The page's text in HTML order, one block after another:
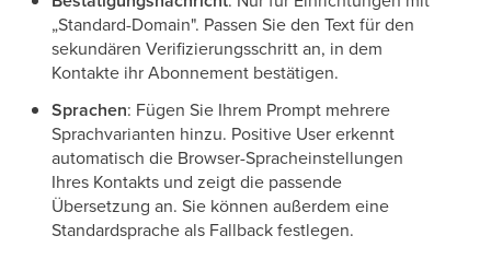
„Standard-Domain". Passen Sie den Text für den
sekundären Verifizierungsschritt an, in dem
Kontakte ihr Abonnement bestätigen.
Sprachen: Fügen Sie Ihrem Prompt mehrere
Sprachvarianten hinzu. Positive User erkennt
automatisch die Browser-Spracheinstellungen
Ihres Kontakts und zeigt die passende
Übersetzung an. Sie können außerdem eine
Standardsprache als Fallback festlegen.